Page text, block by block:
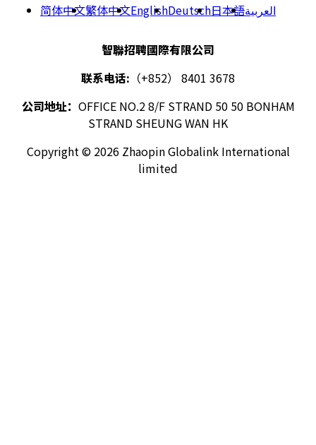
简体中文繁体中文EnglishDeutsch日本語العربية
智聯招聘國際有限公司
联系电话: （+852） 8401 3678
公司地址： OFFICE NO.2 8/F STRAND 50 50 BONHAM
STRAND SHEUNG WAN HK
Copyright © 2026 Zhaopin Globalink International
limited